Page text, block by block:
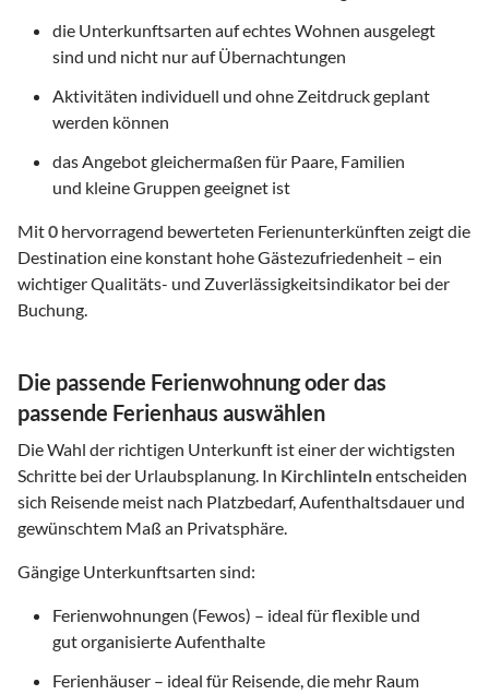
die Unterkunftsarten auf echtes Wohnen ausgelegt
sind und nicht nur auf Übernachtungen
Aktivitäten individuell und ohne Zeitdruck geplant
werden können
das Angebot gleichermaßen für Paare, Familien
und kleine Gruppen geeignet ist
Mit0 hervorragend bewerteten Ferienunterkünften zeigt die
Destination eine konstant hohe Gästezufriedenheit – ein
wichtiger Qualitäts- und Zuverlässigkeitsindikator bei der
Buchung.
Die passende Ferienwohnung oder das
passende Ferienhaus auswählen
Die Wahl der richtigen Unterkunft ist einer der wichtigsten
Schritte bei der Urlaubsplanung. In Kirchlintelnentscheiden
sich Reisende meist nach Platzbedarf, Aufenthaltsdauer und
gewünschtem Maß an Privatsphäre.
Gängige Unterkunftsarten sind:
Ferienwohnungen (Fewos) – ideal für flexible und
gut organisierte Aufenthalte
Ferienhäuser – ideal für Reisende, die mehr Raum